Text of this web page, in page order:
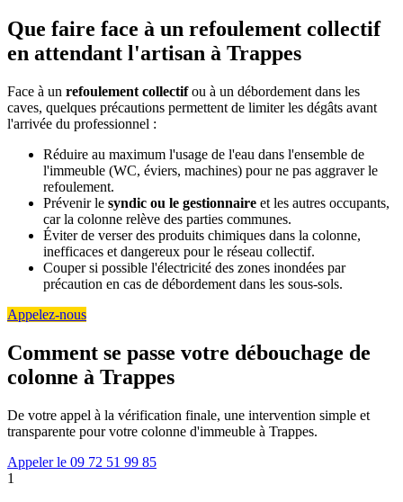
Que faire face à un refoulement collectif
en attendant l'artisan à Trappes
Face à un refoulement collectifou à un débordement dans les
caves, quelques précautions permettent de limiter les dégâts avant
l'arrivée du professionnel :
Réduire au maximum l'usage de l'eau dans l'ensemble de
l'immeuble (WC, éviers, machines) pour ne pas aggraver le
refoulement.
Prévenir le syndic ou le gestionnaire et les autres occupants,
car la colonne relève des parties communes.
Éviter de verser des produits chimiques dans la colonne,
inefficaces et dangereux pour le réseau collectif.
Couper si possible l'électricité des zones inondées par
précaution en cas de débordement dans les sous-sols.
Appelez-nous
Comment se passe votre débouchage de
colonne à Trappes
De votre appel à la vérification finale, une intervention simple et
transparente pour votre colonne d'immeuble à Trappes.
Appeler le 09 72 51 99 85
1